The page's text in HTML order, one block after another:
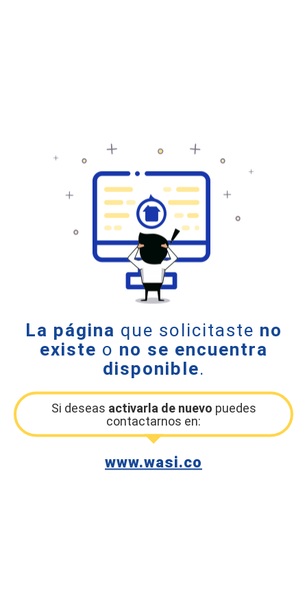
La página que solicitaste no
existe o no se encuentra
disponible.
Si deseas activarla de nuevo puedes
contactarnos en:
www.wasi.co